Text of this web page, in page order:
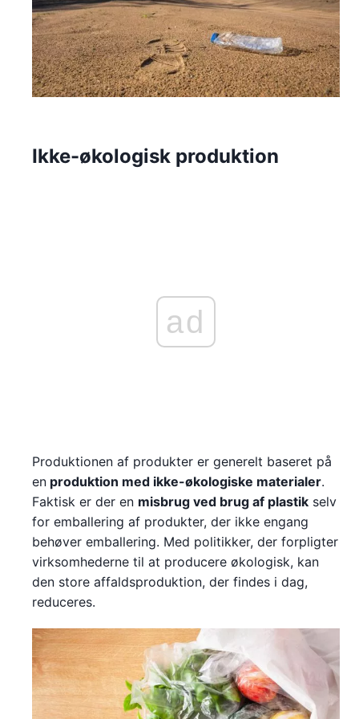
Ikke-økologisk produktion
ad
Produktionen af produkter er generelt baseret på
en produktion med ikke-økologiske materialer.
Faktisk er der en misbrug ved brug af plastik selv
for emballering af produkter, der ikke engang
behøver emballering. Med politikker, der forpligter
virksomhederne til at producere økologisk, kan
den store affaldsproduktion, der findes i dag,
reduceres.